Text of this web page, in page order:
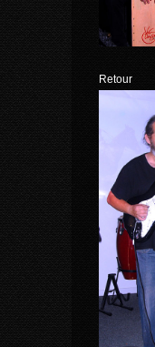
Retour